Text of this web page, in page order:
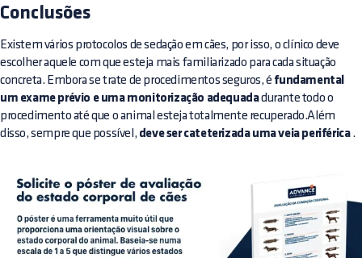
Conclusões
Existem vários protocolos de sedação em cães, por isso, o clínico deve
escolher aquele com que esteja mais familiarizado para cada situação
concreta. Embora se trate de procedimentos seguros, é fundamental
um exame prévio e uma monitorização adequadadurante todo o
procedimento até que o animal esteja totalmente recuperado.Além
disso, sempre que possível, deve ser cateterizada uma veia periférica.